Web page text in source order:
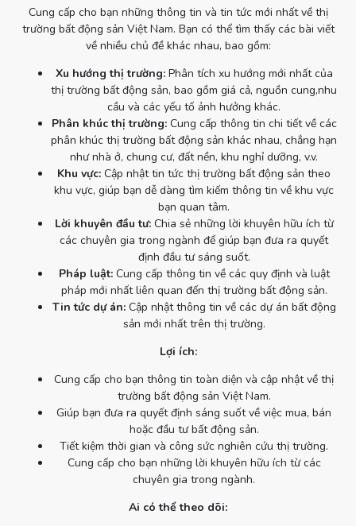
Cung cấp cho bạn những thông tin và tin tức mới nhất về thị
trường bất động sản Việt Nam. Bạn có thể tìm thấy các bài viết
về nhiều chủ đề khác nhau, bao gồm:
Xu hướng thị trường:Phân tích xu hướng mới nhất của
thị trường bất động sản, bao gồm giá cả, nguồn cung,nhu
cầu và các yếu tố ảnh hưởng khác.
Phân khúc thị trường:Cung cấp thông tin chi tiết về các
phân khúc thị trường bất động sản khác nhau, chẳng hạn
như nhà ở, chung cư, đất nền, khu nghỉ dưỡng, v.v.
Khu vực: Cập nhật tin tức thị trường bất động sản theo
khu vực, giúp bạn dễ dàng tìm kiếm thông tin về khu vực
bạn quan tâm.
Lời khuyên đầu tư:Chia sẻ những lời khuyên hữu ích từ
các chuyên gia trong ngành để giúp bạn đưa ra quyết
định đầu tư sáng suốt.
Pháp luật:Cung cấp thông tin về các quy định và luật
pháp mới nhất liên quan đến thị trường bất động sản.
Tin tức dự án:Cập nhật thông tin về các dự án bất động
sản mới nhất trên thị trường.
Lợi ích:
Cung cấp cho bạn thông tin toàn diện và cập nhật về thị
trường bất động sản Việt Nam.
Giúp bạn đưa ra quyết định sáng suốt về việc mua, bán
hoặc đầu tư bất động sản.
Tiết kiệm thời gian và công sức nghiên cứu thị trường.
Cung cấp cho bạn những lời khuyên hữu ích từ các
chuyên gia trong ngành.
Ai có thể theo dõi: